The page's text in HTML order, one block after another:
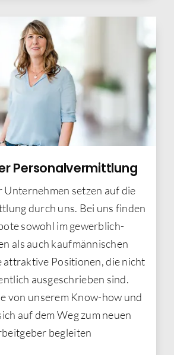
Personalvermittlung
Unternehmen setzen auf die
durch uns. Bei uns finden
sowohl im gewerblich-
als auch kaufmännischen
attraktive Positionen, die nicht
ausgeschrieben sind.
von unserem Know-how und
auf dem Weg zum neuen
begleiten